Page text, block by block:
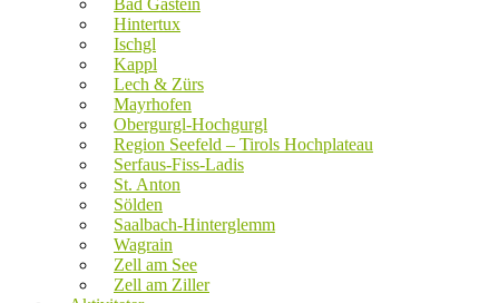
Bad Gastein
Hintertux
Ischgl
Kappl
Lech & Zürs
Mayrhofen
Obergurgl-Hochgurgl
Region Seefeld – Tirols Hochplateau
Serfaus-Fiss-Ladis
St. Anton
Sölden
Saalbach-Hinterglemm
Wagrain
Zell am See
Zell am Ziller